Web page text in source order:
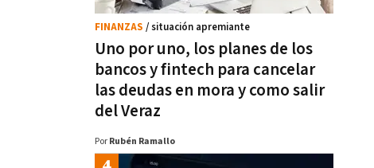
Uno por uno, los planes de los
bancos y fintech para cancelar
las deudas en mora y como salir
del Veraz
FINANZAS / situación apremiante
Por Rubén Ramallo